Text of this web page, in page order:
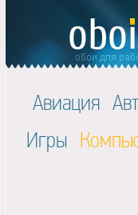
Авиация
Игры